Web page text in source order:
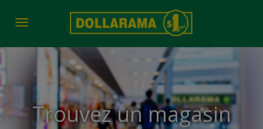
Toggle navigation
Trouvez un magasin